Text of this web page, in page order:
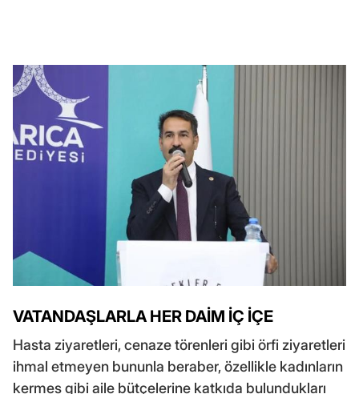
VATANDAŞLARLA HER DAİM İÇ İÇE
Hasta ziyaretleri, cenaze törenleri gibi örfi ziyaretleri
ihmal etmeyen bununla beraber, özellikle kadınların
kermes gibi aile bütçelerine katkıda bulundukları